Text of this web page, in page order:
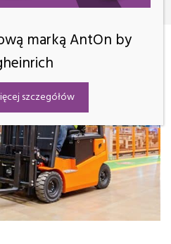
marką AntOn by
szczegółów